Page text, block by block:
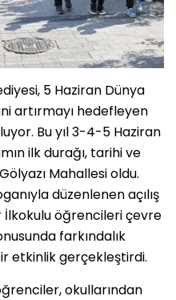
5 Haziran Dünya
artırmayı hedefleyen
Bu yıl 3-4-5 Haziran
ilk durağı, tarihi ve
Mahallesi oldu.
düzenlenen açılış
İlkokulu öğrencileri çevre
farkındalık
etkinlik gerçekleştirdi.
okullarından